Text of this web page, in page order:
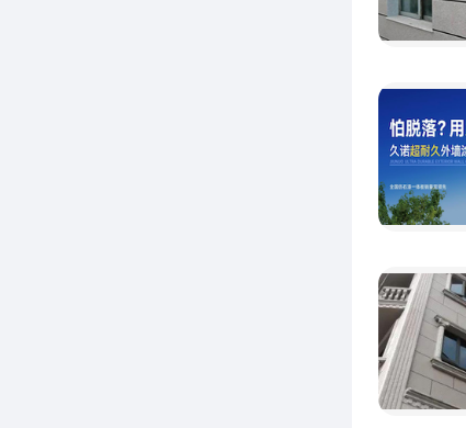
人员
出来
可能